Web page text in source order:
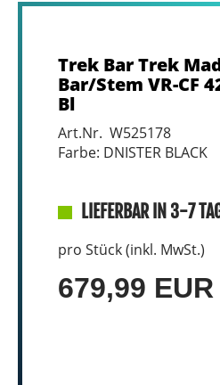
Trek Bar Trek
Bar/Stem VR-CF
Bl
Art.Nr. W525178
Farbe: DNISTER BLACK
LIEFERBAR IN 3-7
pro Stück (inkl. MwSt.)
679,99 EUR